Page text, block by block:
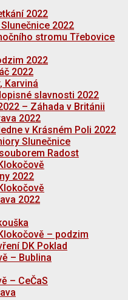
2022
2022
stromu Třebovice
2022
2022
Karviná
slavnosti 2022
– Záhada v Británii
2022
v Krásném Poli 2022
Slunečnice
Radost
2022
2022
– podzim
DK Poklad
– Bublina
– CeČaS